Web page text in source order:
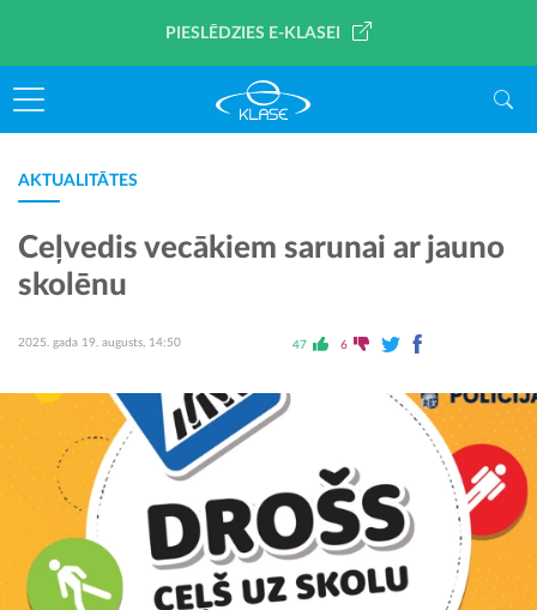
PIESLĒDZIES E-KLASEI
AKTUALITĀTES
Ceļvedis vecākiem sarunai ar jauno
skolēnu
2025. gada 19. augusts, 14:50 47 6